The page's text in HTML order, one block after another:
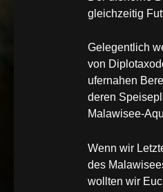
gleichzeitig
Gelegentlich
von
ufernahen
deren
Malawisee-
Wenn wir
des
wollten wir